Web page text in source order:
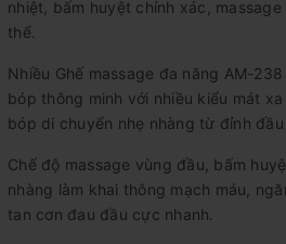
nhiệt, bấm huyệt chính xác,
thể.
Nhiều Ghế massage đa năng AM-
bóp thông minh với nhiều kiểu mát
bóp di chuyển nhẹ nhàng từ đỉnh
Chế độ massage vùng đầu, bấm
nhàng làm khai thông mạch máu,
tan cơn đau đầu cực nhanh.